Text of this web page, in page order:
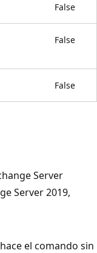
False
False
False
Server
Server 2019,
el comando sin